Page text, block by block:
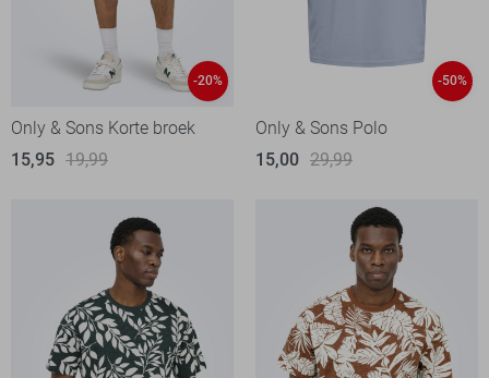
-20%
Only & Sons Korte broek
15,95 19,99
-50%
Only & Sons Polo
15,00 29,99